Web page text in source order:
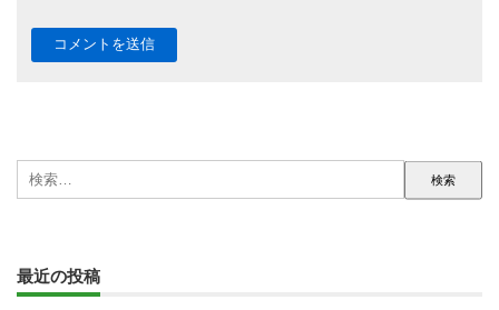
索:
最近の投稿